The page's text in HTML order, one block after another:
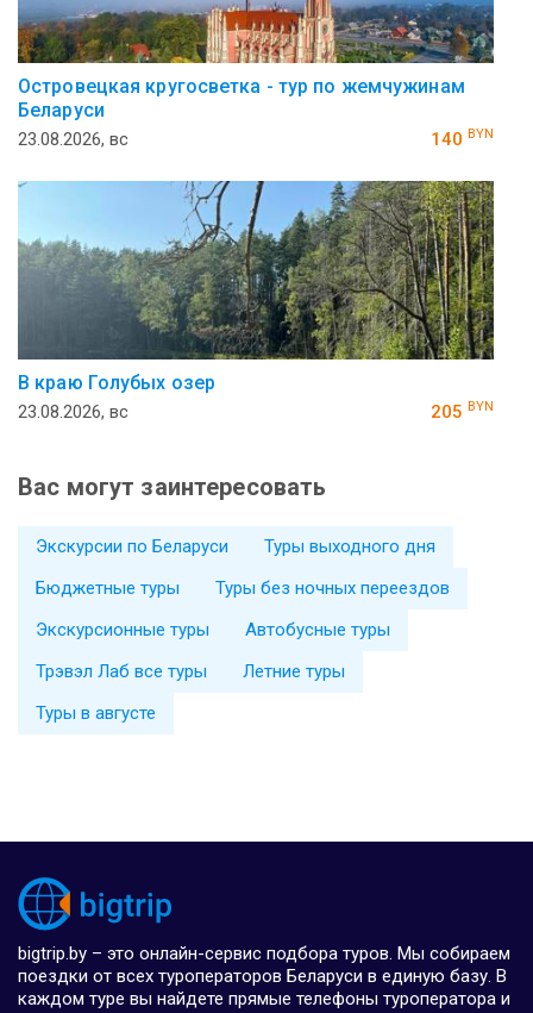
Островецкая кругосветка - тур по жемчужинам
Беларуси
23.08.2026, вс 140 BYN
В краю Голубых озер
23.08.2026, вс 205 BYN
Вас могут заинтересовать
Экскурсии по Беларуси
Туры выходного дня
Бюджетные туры
Туры без ночных переездов
Экскурсионные туры
Автобусные туры
Трэвэл Лаб все туры
Летние туры
Туры в августе
bigtrip.by – это онлайн-сервис подбора туров. Мы собираем
поездки от всех туроператоров Беларуси в единую базу. В
каждом туре вы найдете прямые телефоны туроператора и